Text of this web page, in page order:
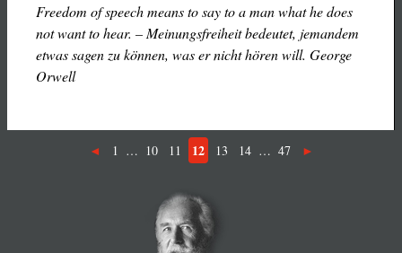
Freedom of speech means to say to a man what he does
not want to hear. – Meinungsfreiheit bedeutet, jemandem
etwas sagen zu können, was er nicht hören will. George
Orwell
1 … 10 11 12 13 14 … 47